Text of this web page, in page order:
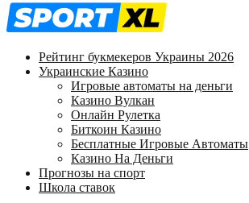
Рейтинг букмекеров Украины 2026
Украинские Казино
Игровые автоматы на деньги
Казино Вулкан
Онлайн Рулетка
Биткоин Казино
Бесплатные Игровые Автоматы
Казино На Деньги
Прогнозы на спорт
Школа ставок